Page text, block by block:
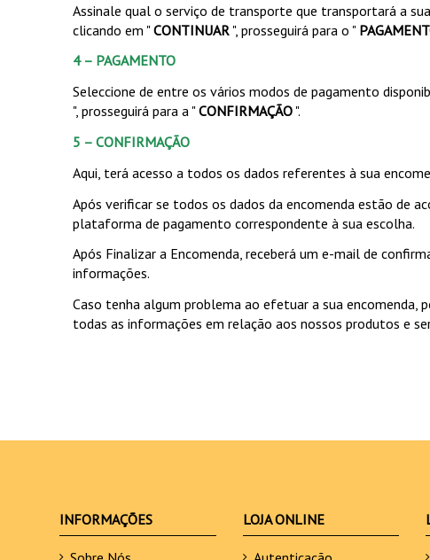
Assinale qual o serviço de transporte que transportará a
clicando em "CONTINUAR ", prosseguirá para o "
4 – PAGAMENTO
Seleccione de entre os vários modos de pagamento
", prosseguirá para a "CONFIRMAÇÃO ".
5 – CONFIRMAÇÃO
Aqui, terá acesso a todos os dados referentes à sua
Após verificar se todos os dados da encomenda estão de
plataforma de pagamento correspondente à sua escolha.
Após Finalizar a Encomenda, receberá um e-mail de
informações.
Caso tenha algum problema ao efetuar a sua encomenda,
todas as informações em relação aos nossos produtos e
INFORMAÇÕES LOJA ONLINE